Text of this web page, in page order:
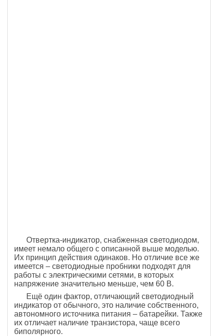
Отвертка-индикатор, снабженная светодиодом,
имеет немало общего с описанной выше моделью.
Их принцип действия одинаков. Но отличие все же
имеется – светодиодные пробники подходят для
работы с электрическими сетями, в которых
напряжение значительно меньше, чем 60 В.
Ещё один фактор, отличающий светодиодный
индикатор от обычного, это наличие собственного,
автономного источника питания – батарейки. Также
их отличает наличие транзистора, чаще всего
биполярного.